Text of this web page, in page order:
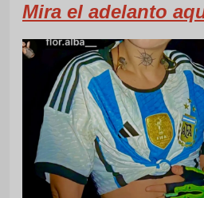
Mira el adelanto